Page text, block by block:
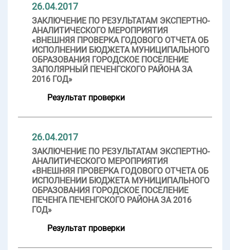
26.04.2017
ЗАКЛЮЧЕНИЕ ПО РЕЗУЛЬТАТАМ ЭКСПЕРТНО-
АНАЛИТИЧЕСКОГО МЕРОПРИЯТИЯ
«ВНЕШНЯЯ ПРОВЕРКА ГОДОВОГО ОТЧЕТА ОБ
ИСПОЛНЕНИИ БЮДЖЕТА МУНИЦИПАЛЬНОГО
ОБРАЗОВАНИЯ ГОРОДСКОЕ ПОСЕЛЕНИЕ
ЗАПОЛЯРНЫЙ ПЕЧЕНГСКОГО РАЙОНА ЗА
2016 ГОД»
Результат проверки
26.04.2017
ЗАКЛЮЧЕНИЕ ПО РЕЗУЛЬТАТАМ ЭКСПЕРТНО-
АНАЛИТИЧЕСКОГО МЕРОПРИЯТИЯ
«ВНЕШНЯЯ ПРОВЕРКА ГОДОВОГО ОТЧЕТА ОБ
ИСПОЛНЕНИИ БЮДЖЕТА МУНИЦИПАЛЬНОГО
ОБРАЗОВАНИЯ ГОРОДСКОЕ ПОСЕЛЕНИЕ
ПЕЧЕНГА ПЕЧЕНГСКОГО РАЙОНА ЗА 2016
ГОД»
Результат проверки